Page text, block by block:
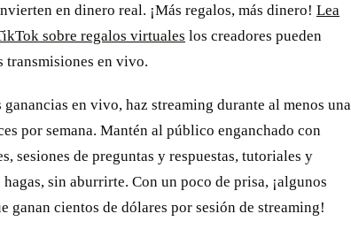
en dinero real. ¡Más regalos, más dinero! Lea
sobre regalos virtuales los creadores pueden
transmisiones en vivo.
en vivo, haz streaming durante al menos una
por semana. Mantén al público enganchado con
sesiones de preguntas y respuestas, tutoriales y
sin aburrirte. Con un poco de prisa, ¡algunos
ganan cientos de dólares por sesión de streaming!